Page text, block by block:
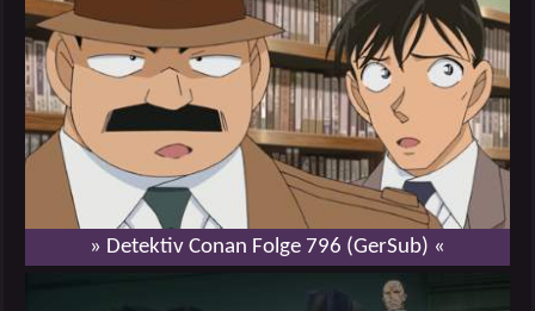
» Detektiv Conan Folge 796 (GerSub) «